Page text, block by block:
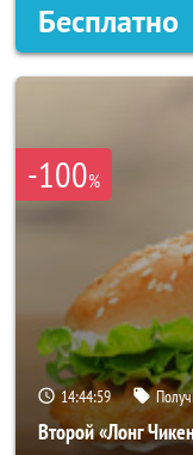
Бесплатно
-100%
14:44:56
Второй «Лонг